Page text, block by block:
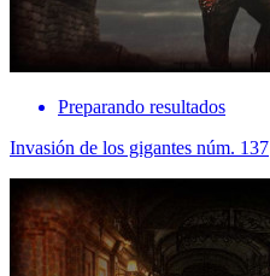
Preparando resultados
Invasión de los gigantes núm. 137